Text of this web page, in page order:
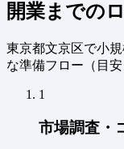
開業までの
東京都文京区で小
な準備フロー（ 目
1
市場調査・